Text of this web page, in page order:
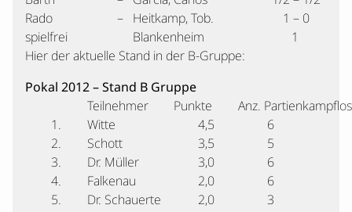
Rado
– Heitkamp, Tob.
1 – 0
spielfrei
Blankenheim
1
Hier der aktuelle Stand in der B-Gruppe:
Pokal 2012 – Stand B Gruppe
Teilnehmer
Punkte Anz. Partienkampflos
1.
Witte 4,5
6
2.
Schott 3,5
5
3.
Dr. Müller 3,0
6
4.
Falkenau 2,0
6
5.
Dr. Schauerte 2,0
3